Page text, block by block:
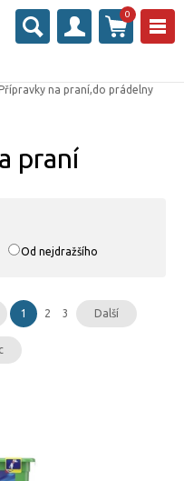
0
Přípravky na praní,do prádelny
praní
Od nejdražšího
1 2 3 Další